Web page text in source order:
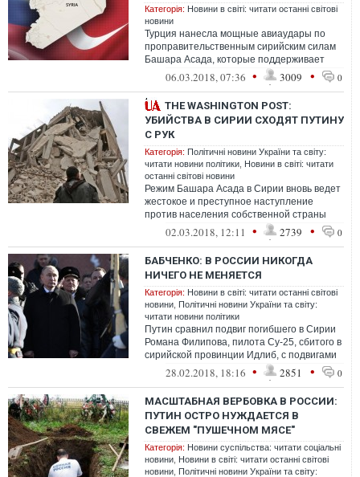
Категорія: Новини в світі: читати останні світові
новини
Турция нанесла мощные авиаудары по
проправительственным сирийским силам
Башара Асада, которые поддерживает
Россия.06.03.2018, 07:36 • 3009 • 0
THE WASHINGTON POST:
УБИЙСТВА В СИРИИ СХОДЯТ ПУТИНУ
С РУК
Категорія: Політичні новини України та світу:
читати новини політики Новини в світі: читати
останні світові новини
Режим Башара Асада в Сирии вновь ведет
жестокое и преступное наступление
против населения собственной страны
при поддержке России и Ирана
02.03.2018, 12:11 • 2739 • 0
БАБЧЕНКО: В РОССИИ НИКОГДА
НИЧЕГО НЕ МЕНЯЕТСЯ
Категорія: Новини в світі: читати останні світові
новини Політичні новини України та світу:
читати новини політики
Путин сравнил подвиг погибшего в Сирии
Романа Филипова, пилота Су-25, сбитого в
сирийской провинции Идлиб, с подвигами
героев Великой Отечественной во...
28.02.2018, 18:16 • 2851 • 0
МАСШТАБНАЯ ВЕРБОВКА В РОССИИ:
ПУТИН ОСТРО НУЖДАЕТСЯ В
СВЕЖЕМ "ПУШЕЧНОМ МЯСЕ"
Категорія: Новини суспільства: читати соціальні
новини Новини в світі: читати останні світові
новини Політичні новини України та світу: